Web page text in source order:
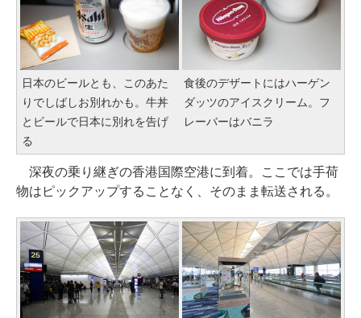
日本のビールとも、このあた
りでしばしお別れかも。牛丼
とビールで日本に別れを告げ
る
食後のデザートにはハーゲン
ダッツのアイスクリーム。フ
レーバーはバニラ
深夜の乗り継ぎの香港国際空港に到着。ここでは手荷
物はピックアップすることなく、そのまま転送される。